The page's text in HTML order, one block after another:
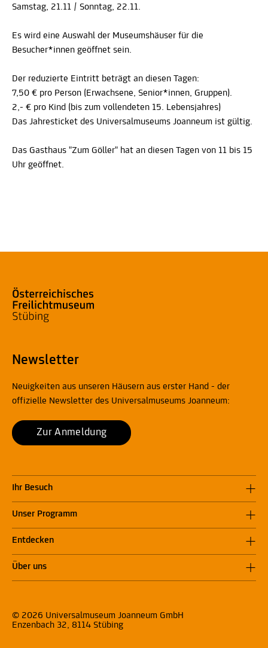
Samstag, 21.11 / Sonntag, 22.11.
Es wird eine Auswahl der Museumshäuser für die
Besucher*innen geöffnet sein.
Der reduzierte Eintritt beträgt an diesen Tagen:
7,50 € pro Person (Erwachsene, Senior*innen, Gruppen).
2,- € pro Kind (bis zum vollendeten 15. Lebensjahres)
Das Jahresticket des Universalmuseums Joanneum ist gültig.
Das Gasthaus "Zum Göller" hat an diesen Tagen von 11 bis 15
Uhr geöffnet.
Newsletter
Neuigkeiten aus unseren Häusern aus erster Hand - der
offizielle Newsletter des Universalmuseums Joanneum:
Zur Anmeldung
Ihr Besuch
Unser Programm
Entdecken
Über uns
© 2026 Universalmuseum Joanneum GmbH
Enzenbach 32, 8114 Stübing